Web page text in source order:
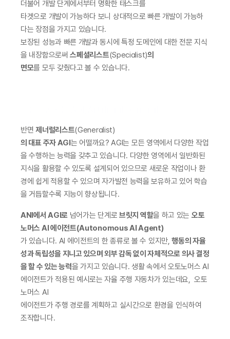
더불어 개발 단계에서부터 명확한 태스크를
타겟으로 개발이 가능하다 보니 상대적으로 빠른 개발이 가능하
다는 장점을 가지고 있습니다.
보장된 성능과 빠른 개발과 동시에 특정 도메인에 대한 전문 지식
을 내장함으로써 스페셜리스트(Specialist)의
면모를 모두 갖췄다고 볼 수 있습니다.
Intelligence)란?
반면 제너럴리스트(Generalist)
의 대표 주자 AGI는 어떨까요? AGI는 모든 영역에서 다양한 작업
을 수행하는 능력을 갖추고 있습니다. 다양한 영역에서 일반화된
지식을 활용할 수 있도록 설계되어 있으므로 새로운 작업이나 환
경에 쉽게 적용할 수 있으며 자가발전 능력을 보유하고 있어 학습
을 거듭할수록 지능이 향상됩니다.
ANI에서 AGI로 넘어가는 단계로 브릿지 역할을 하고 있는 오토
노머스 AI 에이전트(Autonomous AI Agent)
가 있습니다. AI 에이전트의 한 종류로 볼 수 있지만, 행동의 자율
성과 독립성을 지니고 있으며 외부 감독 없이 자체적으로 의사 결정
을 할 수 있는 능력을 가지고 있습니다. 생활 속에서 오토노머스 AI
에이전트가 적용된 예시로는 자율 주행 자동차가 있는데요,  오토
노머스 AI
에이전트가 주행 경로를 계획하고 실시간으로 환경을 인식하여
조작합니다.